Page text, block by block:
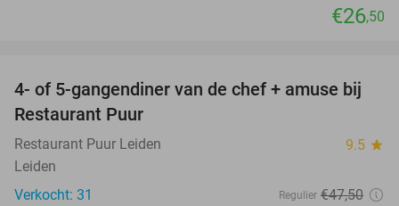
€26,50
40%
4- of 5-gangendiner van de chef + amuse bij
Restaurant Puur
Restaurant Puur Leiden 9.5 star
Leiden
Verkocht: 31
Regulier €47,50